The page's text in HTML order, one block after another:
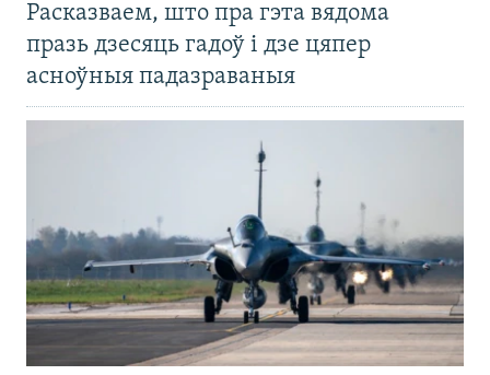
Расказваем, што пра гэта вядома
празь дзесяць гадоў і дзе цяпер
асноўныя падазраваныя